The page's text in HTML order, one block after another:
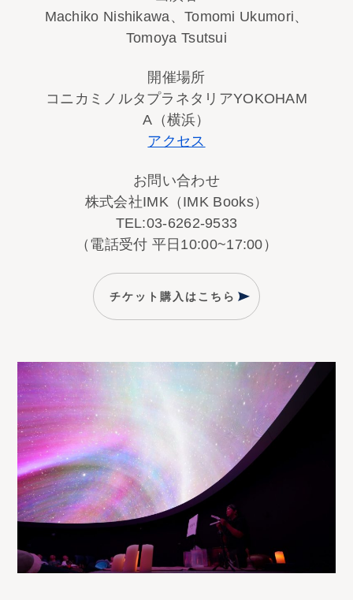
Machiko Nishikawa、Tomomi Ukumori、
Tomoya Tsutsui
開催場所
コニカミノルタプラネタリアYOKOHAM
A（横浜）
アクセス
お問い合わせ
株式会社IMK（IMK Books）
TEL:03-6262-9533
（電話受付 平日10:00~17:00）
チケット購入はこちら